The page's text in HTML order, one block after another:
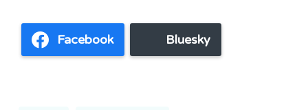
Facebook Bluesky